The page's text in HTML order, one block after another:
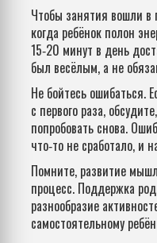
Чтобы занятия вошли в
когда ребёнок полон
15‑20 минут в день
был весёлым, а не
Не бойтесь ошибаться.
с первого раза,
попробовать снова.
что‑то не сработало, и
Помните, развитие
процесс. Поддержка
разнообразие
самостоятельному